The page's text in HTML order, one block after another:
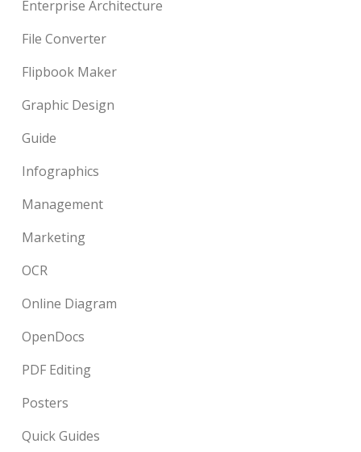
Enterprise Architecture
File Converter
Flipbook Maker
Graphic Design
Guide
Infographics
Management
Marketing
OCR
Online Diagram
OpenDocs
PDF Editing
Posters
Quick Guides